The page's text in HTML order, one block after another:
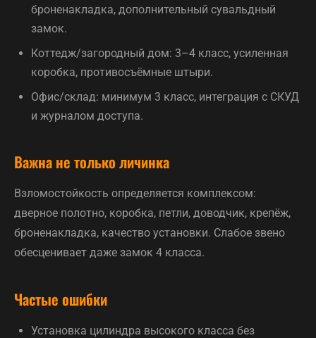
броненакладка, дополнительный сувальдный
замок.
Коттедж/загородный дом: 3–4 класс, усиленная
коробка, противосъёмные штыри.
Офис/склад: минимум 3 класс, интеграция с СКУД
и журналом доступа.
Важна не только личинка
Взломостойкость определяется комплексом:
дверное полотно, коробка, петли, доводчик, крепёж,
броненакладка, качество установки. Слабое звено
обесценивает даже замок 4 класса.
Частые ошибки
Установка цилиндра высокого класса без